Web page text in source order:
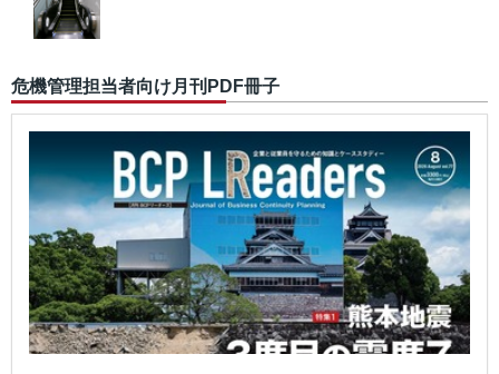
危機管理担当者向け月刊PDF冊子